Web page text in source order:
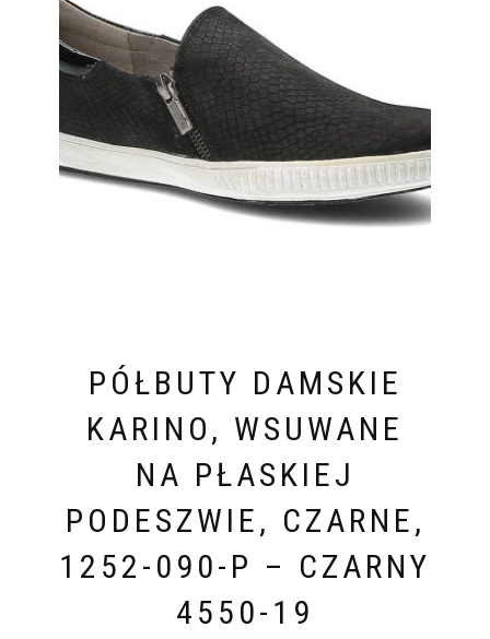
PÓŁBUTY DAMSKIE
KARINO, WSUWANE
NA PŁASKIEJ
PODESZWIE, CZARNE,
1252-090-P – CZARNY
4550-19